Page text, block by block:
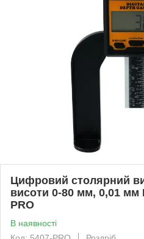
Цифровий столярний
висоти 0-80 мм, 0,01 мм
PRO
В наявності